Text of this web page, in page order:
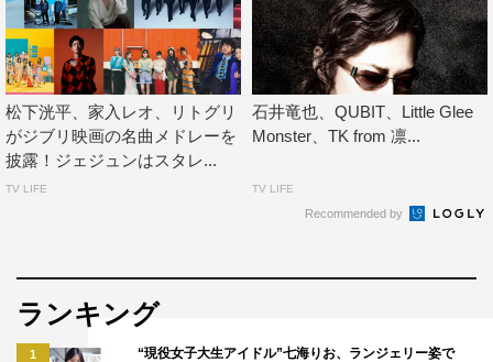
松下洸平、家入レオ、リトグリ
がジブリ映画の名曲メドレーを
披露！ジェジュンはスタレ...
TV LIFE
石井竜也、QUBIT、Little Glee
Monster、TK from 凛...
TV LIFE
Recommended by
ランキング
1
“現役女子大生アイドル”七海りお、ランジェリー姿で